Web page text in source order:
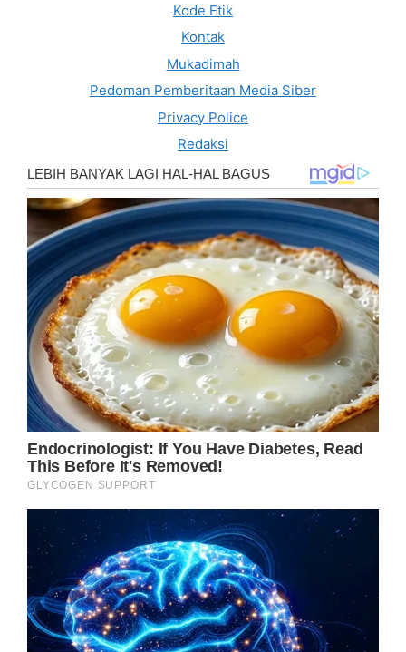
Kode Etik
Kontak
Mukadimah
Pedoman Pemberitaan Media Siber
Privacy Police
Redaksi